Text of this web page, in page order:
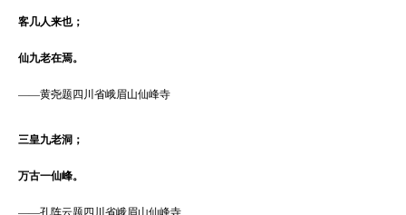
客几人来也；
仙九老在焉。
——黄尧题四川省峨眉山仙峰寺
三皇九老洞；
万古一仙峰。
——孔阵云题四川省峨眉山仙峰寺